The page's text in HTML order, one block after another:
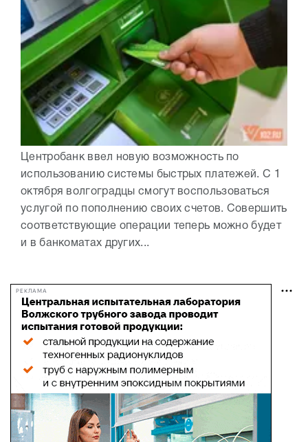
Центробанк ввел новую возможность по
использованию системы быстрых платежей. С 1
октября волгоградцы смогут воспользоваться
услугой по пополнению своих счетов. Совершить
соответствующие операции теперь можно будет
и в банкоматах других...
РЕКЛАМА